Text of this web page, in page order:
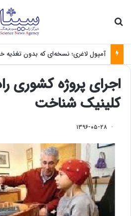
آمپول لاغری؛ نسخه‌ای که بدون تغذیه
اجرای پروژه کشوری
کلینیک شناخت
۱۳۹۶-۰۵-۲۸